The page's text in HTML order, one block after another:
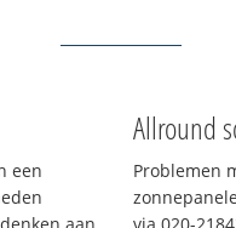
een
Allround
Problemen